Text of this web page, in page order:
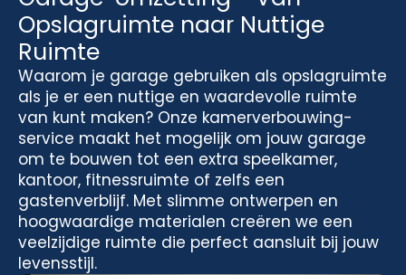
Opslagruimte naar Nuttige
Ruimte
Waarom je garage gebruiken als opslagruimte
als je er een nuttige en waardevolle ruimte
van kunt maken? Onze kamerverbouwing-
service maakt het mogelijk om jouw garage
om te bouwen tot een extra speelkamer,
kantoor, fitnessruimte of zelfs een
gastenverblijf. Met slimme ontwerpen en
hoogwaardige materialen creëren we een
veelzijdige ruimte die perfect aansluit bij jouw
levensstijl.